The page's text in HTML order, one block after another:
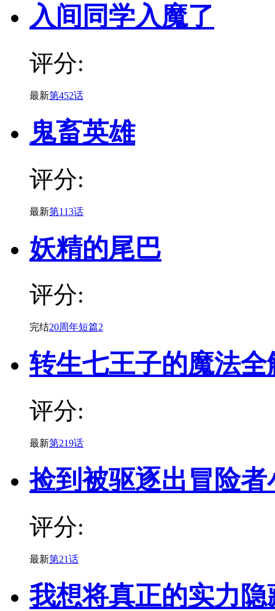
入间同学入魔了
评分:
最新第452话
鬼畜英雄
评分:
最新第113话
妖精的尾巴
评分:
完结20周年短篇2
转生七王子的魔法全
评分:
最新第219话
捡到被驱逐出冒险
评分:
最新第21话
我想将真正的实力隐